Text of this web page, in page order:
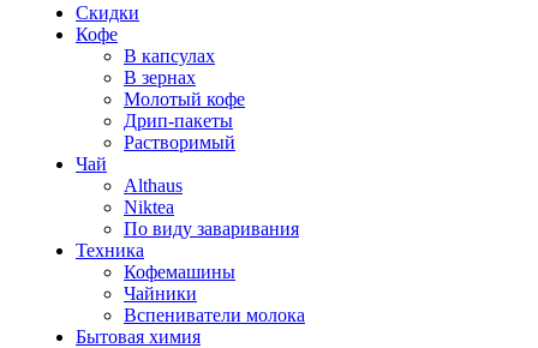
Скидки
Кофе
В капсулах
В зернах
Молотый кофе
Дрип-пакеты
Растворимый
Чай
Althaus
Niktea
По виду заваривания
Техника
Кофемашины
Чайники
Вспениватели молока
Бытовая химия